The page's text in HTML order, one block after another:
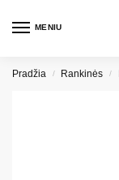
MENIU
Pradžia / Rankinės /